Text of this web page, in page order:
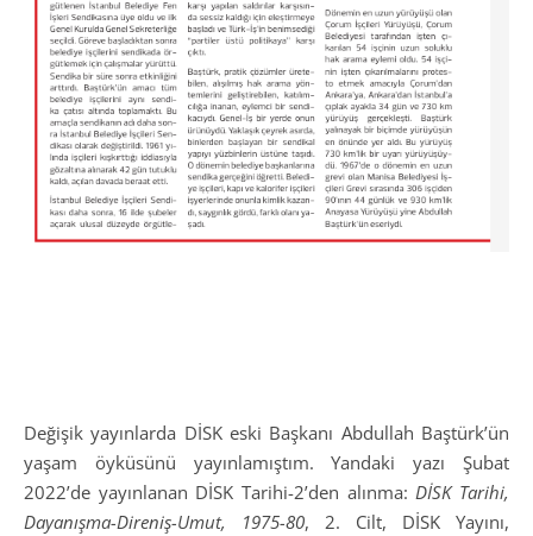
Değişik yayınlarda DİSK eski Başkanı Abdullah Baştürk’ün
yaşam öyküsünü yayınlamıştım. Yandaki yazı Şubat
2022’de yayınlanan DİSK Tarihi-2’den alınma:DİSK Tarihi,
Dayanışma-Direniş-Umut, 1975-80, 2. Cilt, DİSK Yayını,